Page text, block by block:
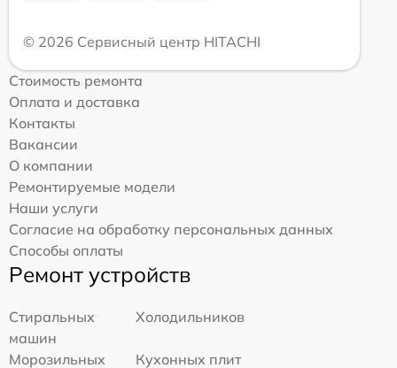
© 2026 Сервисный центр HITACHI
Стоимость ремонта
Оплата и доставка
Контакты
Вакансии
О компании
Ремонтируемые модели
Наши услуги
Согласие на обработку персональных данных
Способы оплаты
Ремонт устройств
Стиральных
машин
Холодильников
Морозильных
Кухонных плит